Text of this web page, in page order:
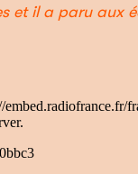
et il a paru aux